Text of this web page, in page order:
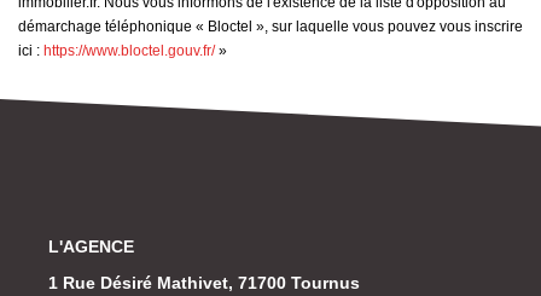
démarchage téléphonique « Bloctel », sur laquelle vous pouvez vous inscrire
ici : https://www.bloctel.gouv.fr/»
L'AGENCE
1 Rue Désiré Mathivet, 71700 Tournus